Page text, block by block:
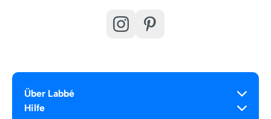
Über Labbé
Hilfe